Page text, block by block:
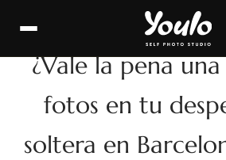
DESPEDIDA DE
¿Vale la pena
fotos en tu
soltera en